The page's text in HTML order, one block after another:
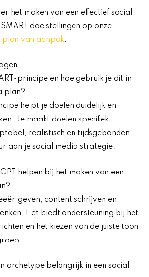
het maken van een effectief social
doelstellingen op onze
van aanpak.
principe en hoe gebruik je dit in
plan?
helpt je doelen duidelijk en
Je maakt doelen specifiek,
realistisch en tijdsgebonden.
aan je social media strategie.
helpen bij het maken van een
geven, content schrijven en
Het biedt ondersteuning bij het
en het kiezen van de juiste toon
archetype belangrijk in een social